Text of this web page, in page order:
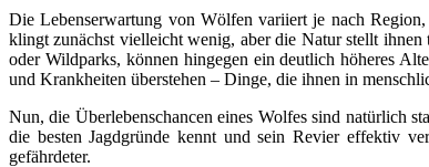
Die Lebenserwartung von Wölfen variiert je nach
klingt zunächst vielleicht wenig, aber die Natur stellt
oder Wildparks, können hingegen ein deutlich höheres
und Krankheiten überstehen – Dinge, die ihnen in
Nun, die Überlebenschancen eines Wolfes sind natürlich
die besten Jagdgründe kennt und sein Revier effektiv
gefährdeter.